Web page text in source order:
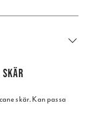
skär. Kan passa